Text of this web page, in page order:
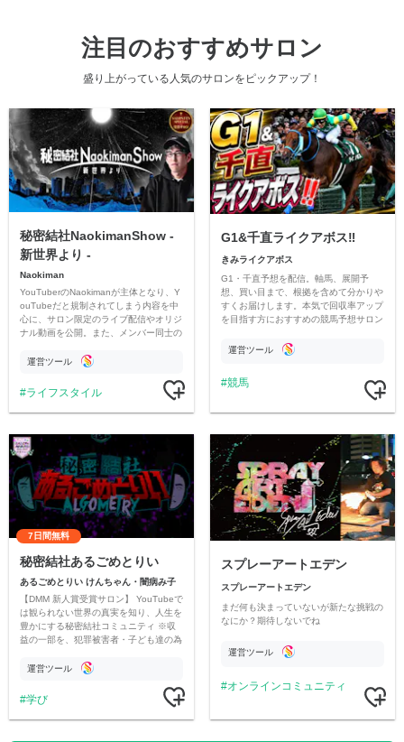
注目のおすすめサロン
盛り上がっている人気のサロンをピックアップ！
秘密結社NaokimanShow -
新世界より -
Naokiman
YouTuberのNaokimanが主体となり、Y
ouTubeだと規制されてしまう内容を中
心に、サロン限定のライブ配信やオリジ
ナル動画を公開。また、メンバー同士の
ただいています。
運営ツール
ライフスタイル
G1&千直ライクアボス‼️
きみライクアボス
G1・千直予想を配信。軸馬、展開予
想、買い目まで、根拠を含めて分かりや
すくお届けします。本気で回収率アップ
を目指す方におすすめの競馬予想サロン
運営ツール
競馬
7日間無料
秘密結社あるごめとりい
あるごめとりい けんちゃん・闇病み子
【DMM 新人賞受賞サロン】 YouTubeで
は観られない世界の真実を知り、人生を
豊かにする秘密結社コミュニティ ※収
益の一部を、犯罪被害者・子ども達の為
す運営ツール
学び
スプレーアートエデン
スプレーアートエデン
まだ何も決まっていないが新たな挑戦の
なにか？期待しないでね
運営ツール
オンラインコミュニティ